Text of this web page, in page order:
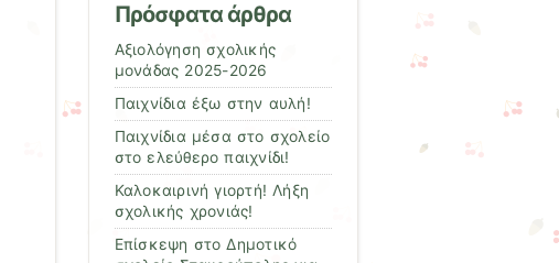
Πρόσφατα άρθρα
Αξιολόγηση σχολικής
μονάδας 2025-2026
Παιχνίδια έξω στην αυλή!
Παιχνίδια μέσα στο σχολείο
στο ελεύθερο παιχνίδι!
Καλοκαιρινή γιορτή! Λήξη
σχολικής χρονιάς!
Επίσκεψη στο Δημοτικό